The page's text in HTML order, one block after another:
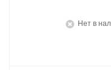
Нет в